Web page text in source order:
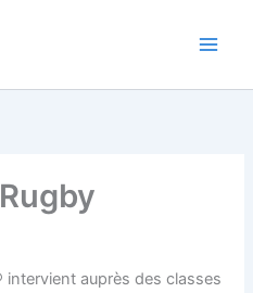
intervient auprès des classes